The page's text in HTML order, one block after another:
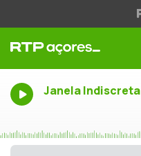
Janela Indiscreta